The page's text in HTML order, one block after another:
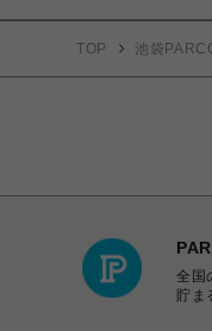
TOP 池袋
全国
貯ま